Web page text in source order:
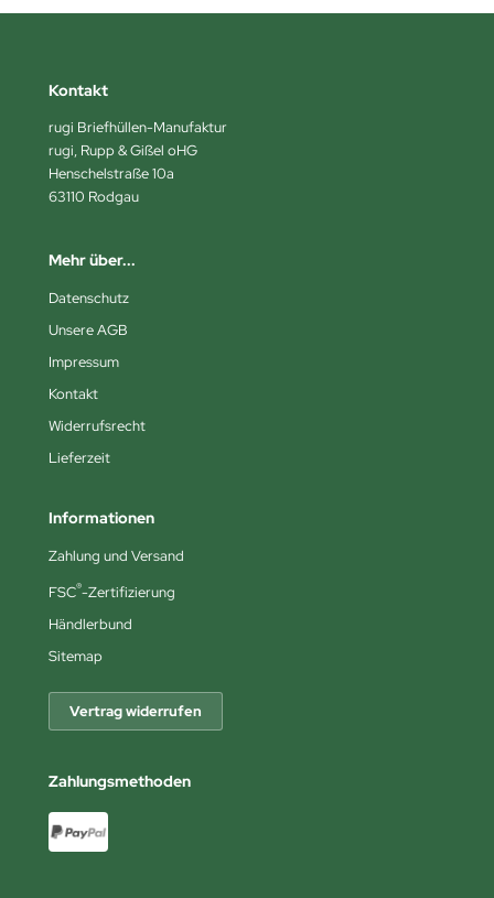
Kontakt
rugi Briefhüllen-Manufaktur
rugi, Rupp & Gißel oHG
Henschelstraße 10a
63110 Rodgau
Mehr über...
Datenschutz
Unsere AGB
Impressum
Kontakt
Widerrufsrecht
Lieferzeit
Informationen
Zahlung und Versand
FSC®-Zertifizierung
Händlerbund
Sitemap
Vertrag widerrufen
Zahlungsmethoden